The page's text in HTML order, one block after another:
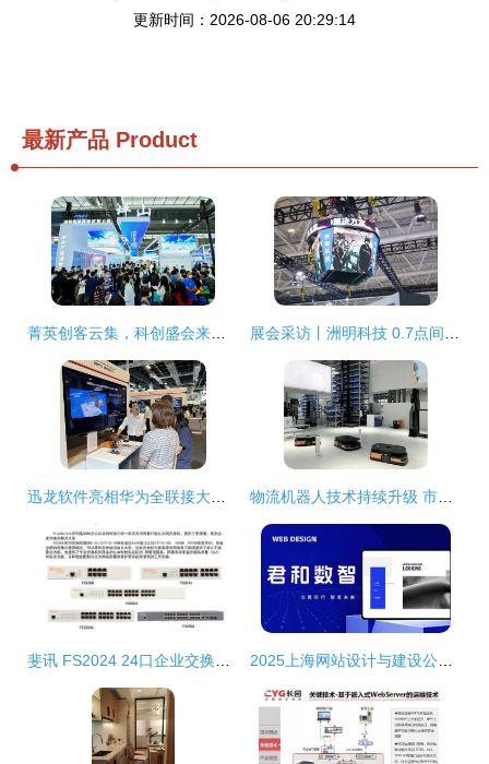
更新时间：2026-08-06 20:29:14
最新产品 Product
菁英创客云集，科创盛会来袭——聚焦坪山12月科技创新服务周 展会采访丨洲明科技 0.7点间距产品量产突破，常规、创意与场馆应用成未来着力点
迅龙软件亮相华为全联接大会 以系列AI产品服务，赋能智能未来网络技术 物流机器人技术持续升级 市场应用愈加广泛——CEMAT ASIA 2020回顾盘点（二）及上海网络技术服务发展
斐讯 FS2024 24口企业交换机 企业网络即插即用的可靠基石 2025上海网站设计与建设公司精选推荐 探寻顶尖网络技术服务